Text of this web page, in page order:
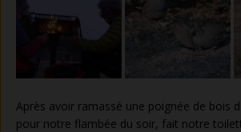
Après avoir ramassé une poignée de bois
pour notre flambée du soir, fait notre